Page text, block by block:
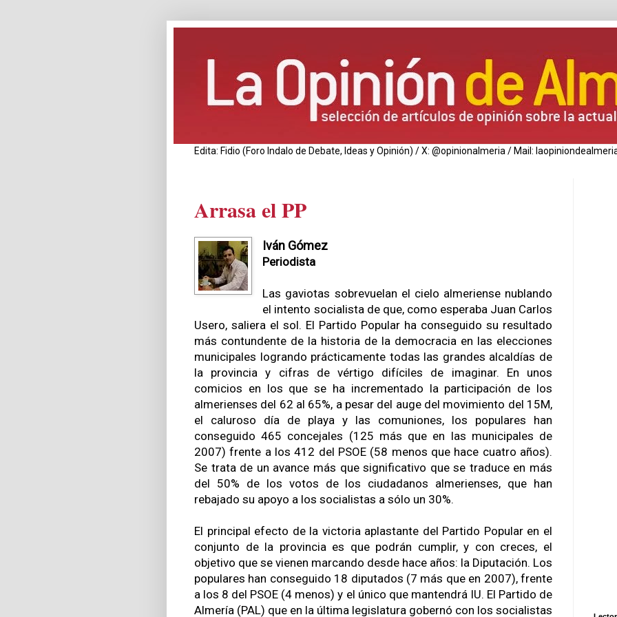
Edita: Fidio (Foro Indalo de Debate, Ideas y Opinión) / X: @opinionalmeria / Mail:
Arrasa el PP
Iván Gómez
Periodista
Las gaviotas sobrevuelan el cielo almeriense nublando
el intento socialista de que, como esperaba Juan Carlos
Usero, saliera el sol. El Partido Popular ha conseguido su resultado
más contundente de la historia de la democracia en las elecciones
municipales logrando prácticamente todas las grandes alcaldías de
la provincia y cifras de vértigo difíciles de imaginar. En unos
comicios en los que se ha incrementado la participación de los
almerienses del 62 al 65%, a pesar del auge del movimiento del 15M,
el caluroso día de playa y las comuniones, los populares han
conseguido 465 concejales (125 más que en las municipales de
2007) frente a los 412 del PSOE (58 menos que hace cuatro años).
Se trata de un avance más que significativo que se traduce en más
del 50% de los votos de los ciudadanos almerienses, que han
rebajado su apoyo a los socialistas a sólo un 30%.
El principal efecto de la victoria aplastante del Partido Popular en el
conjunto de la provincia es que podrán cumplir, y con creces, el
objetivo que se vienen marcando desde hace años: la Diputación. Los
populares han conseguido 18 diputados (7 más que en 2007), frente
a los 8 del PSOE (4 menos) y el único que mantendrá IU. El Partido de
Almería (PAL) que en la última legislatura gobernó con los socialistas